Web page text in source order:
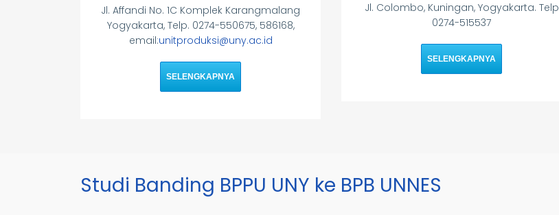
Jl. Affandi No. 1C Komplek Karangmalang
Yogyakarta, Telp. 0274-550675, 586168,
email:unitproduksi@uny.ac.id
SELENGKAPNYA
Jl. Colombo, Kuningan, Yogyakarta. Telp
0274-515537
SELENGKAPNYA
Studi Banding BPPU UNY ke BPB UNNES